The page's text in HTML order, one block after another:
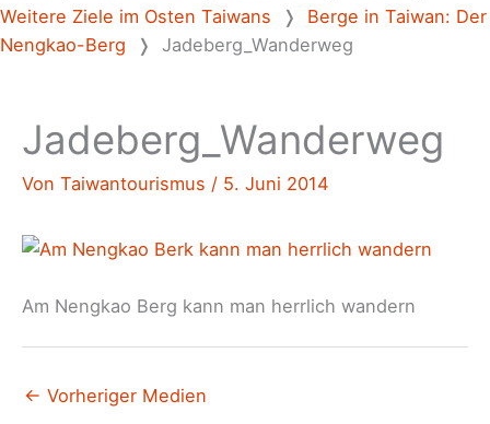
Weitere Ziele im Osten Taiwans ❭ Berge in Taiwan: Der
Nengkao-Berg ❭ Jadeberg_Wanderweg
Jadeberg_Wanderweg
Von Taiwantourismus / 5. Juni 2014
Am Nengkao Berg kann man herrlich wandern
← Vorheriger Medien